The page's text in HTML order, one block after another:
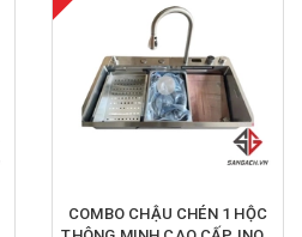
COMBO CHẬU CHÉN 1 HỘC